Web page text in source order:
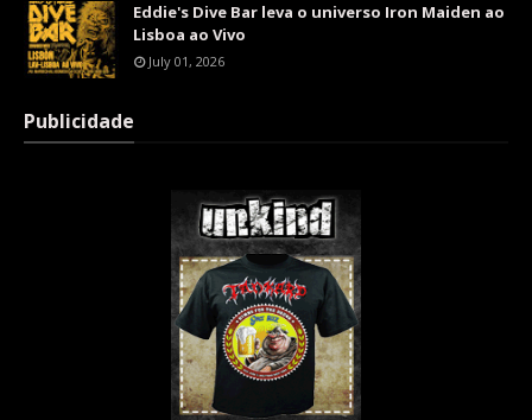
Eddie's Dive Bar leva o universo Iron Maiden ao
Lisboa ao Vivo
July 01, 2026
Publicidade